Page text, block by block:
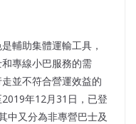
輔助集體運輸工具，
專線小巴服務的需
並不符合營運效益的
年12月31日，已登
中又分為非專營巴士及